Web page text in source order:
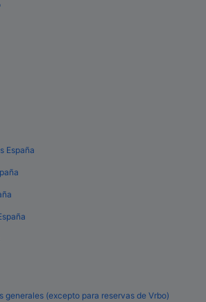
España
generales (excepto para reservas de Vrbo)